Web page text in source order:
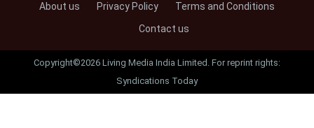
About us Privacy Policy
Terms and Conditions
Contact us
Copyright©2026 Living Media India Limited. For reprint rights:
Syndications Today